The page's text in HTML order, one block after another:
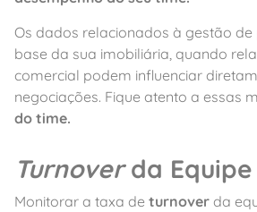
Os dados relacionados à gestão de
base da sua imobiliária, quando
comercial podem influenciar
negociações. Fique atento a essas
do time.
Turnoverda Equipe
Monitorar a taxa de turnover da